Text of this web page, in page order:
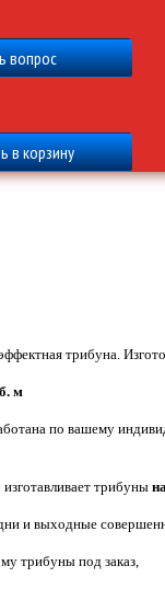
вопрос
трибуна.
м
по вашему
изготавливает трибуны
и выходные
трибуны под заказ,